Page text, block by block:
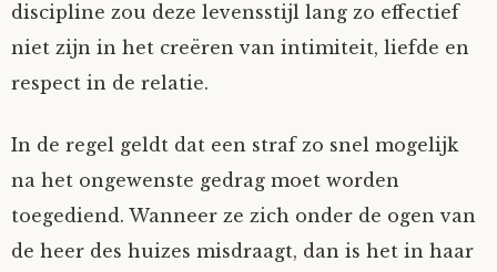
Op ontdekkingsreis
Posities
Spelletjes
Instrumenten
Algae
aube
Ben Hands-on
Bill-A-Cook
Verhalen van de HD-site
Verhalen van Anne en Bill
Anne
Bill
Interactieve verhalen
Mijn Account
discipline zou deze levensstijl lang zo effectief
niet zijn in het creëren van intimiteit, liefde en
respect in de relatie.
In de regel geldt dat een straf zo snel mogelijk
na het ongewenste gedrag moet worden
toegediend. Wanneer ze zich onder de ogen van
de heer des huizes misdraagt, dan is het in haar